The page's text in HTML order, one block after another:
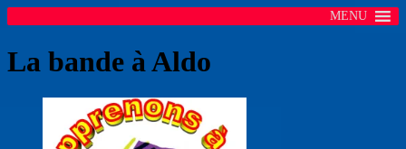
MENU
La bande à Aldo